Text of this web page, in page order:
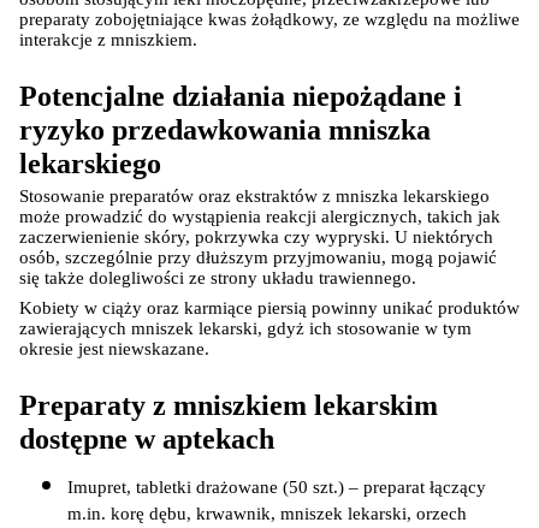
preparaty zobojętniające kwas żołądkowy, ze względu na możliwe
interakcje z mniszkiem.
Potencjalne działania niepożądane i
ryzyko przedawkowania mniszka
lekarskiego
Stosowanie preparatów oraz ekstraktów z mniszka lekarskiego
może prowadzić do wystąpienia reakcji alergicznych, takich jak
zaczerwienienie skóry, pokrzywka czy wypryski. U niektórych
osób, szczególnie przy dłuższym przyjmowaniu, mogą pojawić
się także dolegliwości ze strony układu trawiennego.
Kobiety w ciąży oraz karmiące piersią powinny unikać produktów
zawierających mniszek lekarski, gdyż ich stosowanie w tym
okresie jest niewskazane.
Preparaty z mniszkiem lekarskim
dostępne w aptekach
Imupret, tabletki drażowane (50 szt.) – preparat łączący
m.in. korę dębu, krwawnik, mniszek lekarski, orzech